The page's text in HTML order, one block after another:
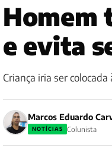
Homem
e evita
Criança iria ser
Marcos Eduardo
NOTÍCIAS Colunista